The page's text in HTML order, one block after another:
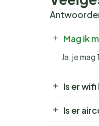
Mag ik
Ja, je
Is er
Is er